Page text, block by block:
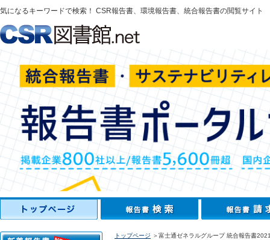
気になるキーワードで検索！ CSR報告書、環境報告書、統合報告書の閲覧サイト
トップページ ＞富士通ゼネラルグループ 統合報告書